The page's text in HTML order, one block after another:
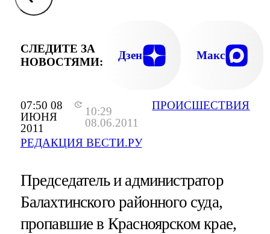
07:50 08
ИЮНЯ
2011
10:29
08.06.2011
РЕДАКЦИЯ ВЕСТИ.РУ
ПРОИСШЕСТВИЯ
СЛЕДИТЕ ЗА
НОВОСТЯМИ:
Дзен Макс
Председатель и администратор
Балахтинского районного суда,
пропавшие в Красноярском крае,